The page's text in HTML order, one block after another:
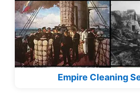
Empire Cleaning